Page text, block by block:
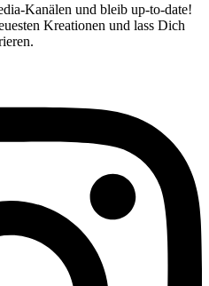
Kanälen und bleib up-to-date!
Kreationen und lass Dich